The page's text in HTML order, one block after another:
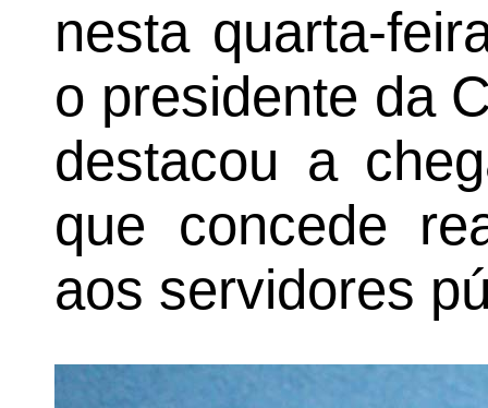
nesta quarta-
o presidente da
destacou a
que concede
aos servidores